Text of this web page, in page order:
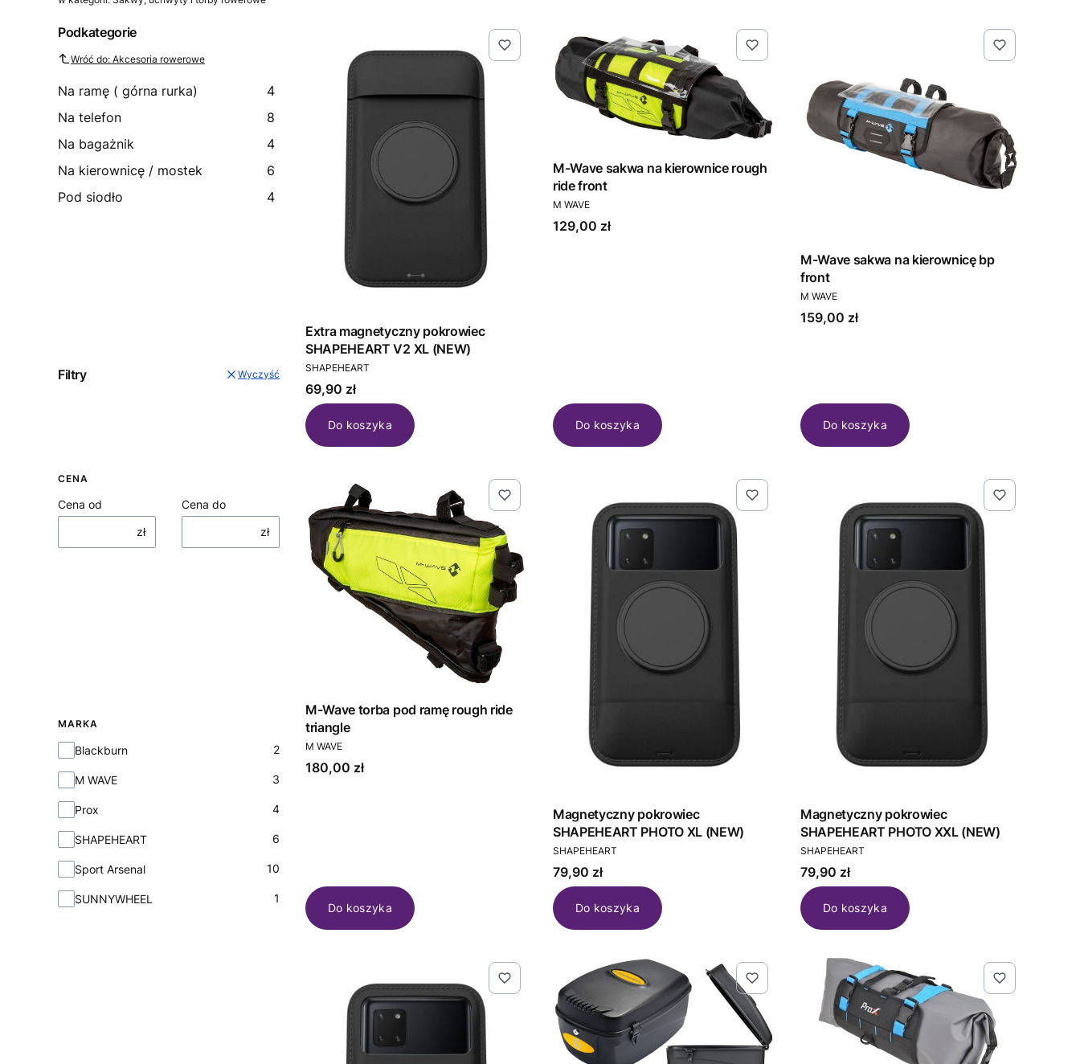
Podkategorie
Wróć do: Akcesoria rowerowe
Na ramę ( górna rurka)
4
Na telefon
8
Na bagażnik
4
Na kierownicę / mostek
6
Pod siodło
4
Filtry Wyczyść
CENA
Cena od
zł
Cena do
zł
MARKA
MarkaBlackburn 2
M WAVE 3
Prox 4
SHAPEHEART 6
Sport Arsenal 10
SUNNYWHEEL 1
Extra magnetyczny pokrowiec
SHAPEHEART V2 XL (NEW)
PRODUCENT
SHAPEHEART
Cena
69,90 zł
Do koszyka
M-Wave sakwa na kierownice rough
ride front
PRODUCENT
M WAVE
Cena
129,00 zł
Do koszyka
M-Wave sakwa na kierownicę bp
front
PRODUCENT
M WAVE
Cena
159,00 zł
Do koszyka
M-Wave torba pod ramę rough ride
triangle
PRODUCENT
M WAVE
Cena
180,00 zł
Do koszyka
Magnetyczny pokrowiec
SHAPEHEART PHOTO XL (NEW)
PRODUCENT
SHAPEHEART
Cena
79,90 zł
Do koszyka
Magnetyczny pokrowiec
SHAPEHEART PHOTO XXL (NEW)
PRODUCENT
SHAPEHEART
Cena
79,90 zł
Do koszyka